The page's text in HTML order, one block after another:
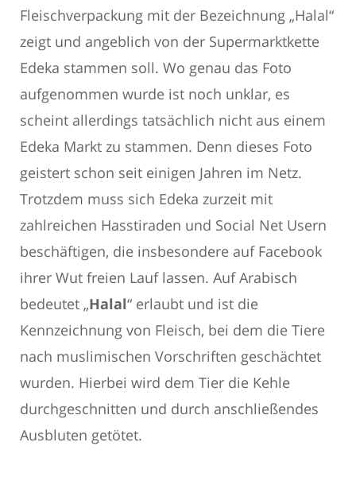
Fleischverpackung mit der Bezeichnung „Halal“
zeigt und angeblich von der Supermarktkette
Edeka stammen soll. Wo genau das Foto
aufgenommen wurde ist noch unklar, es
scheint allerdings tatsächlich nicht aus einem
Edeka Markt zu stammen. Denn dieses Foto
geistert schon seit einigen Jahren im Netz.
Trotzdem muss sich Edeka zurzeit mit
zahlreichen Hasstiraden und Social Net Usern
beschäftigen, die insbesondere auf Facebook
ihrer Wut freien Lauf lassen. Auf Arabisch
bedeutet „Halal“ erlaubt und ist die
Kennzeichnung von Fleisch, bei dem die Tiere
nach muslimischen Vorschriften geschächtet
wurden. Hierbei wird dem Tier die Kehle
durchgeschnitten und durch anschließendes
Ausbluten getötet.